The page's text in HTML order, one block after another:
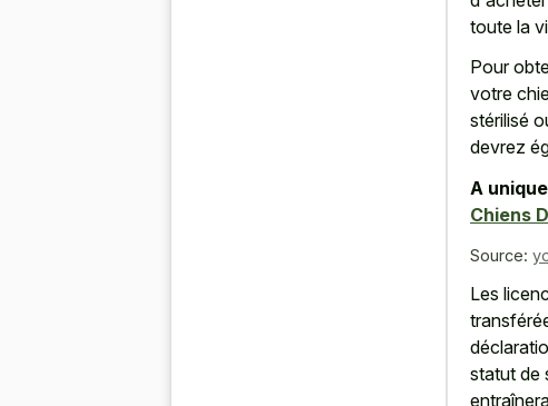
toute la
Pour
votre
stérilisé
devrez
A
Chiens
Source:
Les
statut de